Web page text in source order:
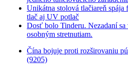
Unikátna stolová tlačiareň spája
tlač aj UV potlač
Dosť bolo Tinderu. Nezadaní
osobným stretnutiam.
Čína bojuje proti rozširovaniu
(9205)